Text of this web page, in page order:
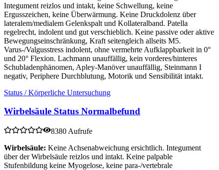
Integument reizlos und intakt, keine Schwellung, keine
Ergusszeichen, keine Überwärmung. Keine Druckdolenz über
lateralem/medialem Gelenkspalt und Kollateralband. Patella
regelrecht, indolent und gut verschieblich. Keine passive oder aktive
Bewegungseinschränkung, Kraft seitengleich allseits M5.
Varus-/Valgusstress indolent, ohne vermehrte Aufklappbarkeit in 0°
und 20° Flexion. Lachmann unauffällig, kein vorderes/hinteres
Schubladenphänomen, Apley-Manöver unauffällig, Steinmann I
negativ, Periphere Durchblutung, Motorik und Sensibilität intakt.
Status / Körperliche Untersuchung
Wirbelsäule Status Normalbefund
8380 Aufrufe
Wirbelsäule: Keine Achsenabweichung ersichtlich. Integument
über der Wirbelsäule reizlos und intakt. Keine palpable
Stufenbildung keine Myogelose, keine para-/vertebrale